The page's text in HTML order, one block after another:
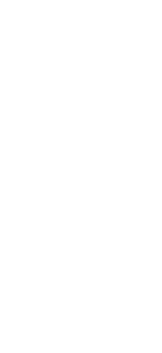
du har sparat och